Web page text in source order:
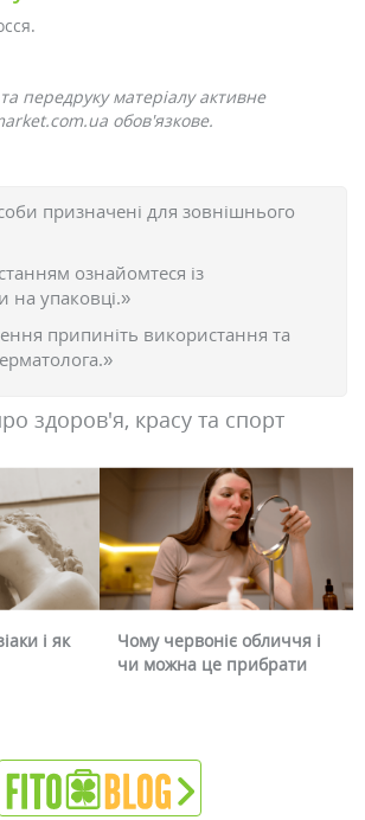
передруку матеріалу активне
обов'язкове.
призначені для зовнішнього
ознайомтеся із
на упаковці.»
припиніть використання та
здоров'я, красу та спорт
і як
Чому червоніє обличчя і
чи можна це прибрати